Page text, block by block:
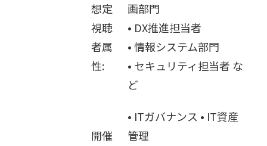
想定
視聴
者属
性:
画部門
• DX推進担当者
• 情報システム部門
• セキュリティ担当者 な
ど
開催
• ITガバナンス • IT資産
管理